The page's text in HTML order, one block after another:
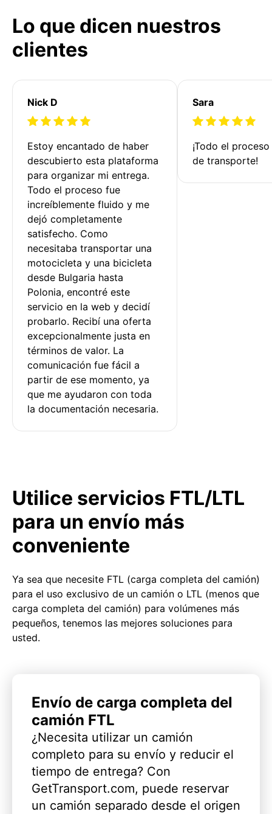
Lo que dicen nuestros
clientes
Nick D
Estoy encantado de haber
descubierto esta plataforma
para organizar mi entrega.
Todo el proceso fue
increíblemente fluido y me
dejó completamente
satisfecho. Como
necesitaba transportar una
motocicleta y una bicicleta
desde Bulgaria hasta
Polonia, encontré este
servicio en la web y decidí
probarlo. Recibí una oferta
excepcionalmente justa en
términos de valor. La
comunicación fue fácil a
partir de ese momento, ya
que me ayudaron con toda
la documentación necesaria.
Sara
¡Todo el
de transporte!
Utilice servicios FTL/LTL
para un envío más
conveniente
Ya sea que necesite FTL (carga completa del camión)
para el uso exclusivo de un camión o LTL (menos que
carga completa del camión) para volúmenes más
pequeños, tenemos las mejores soluciones para
usted.
Envío de carga completa del
camión FTL
¿Necesita utilizar un camión
completo para su envío y reducir el
tiempo de entrega? Con
GetTransport.com, puede reservar
un camión separado desde el origen